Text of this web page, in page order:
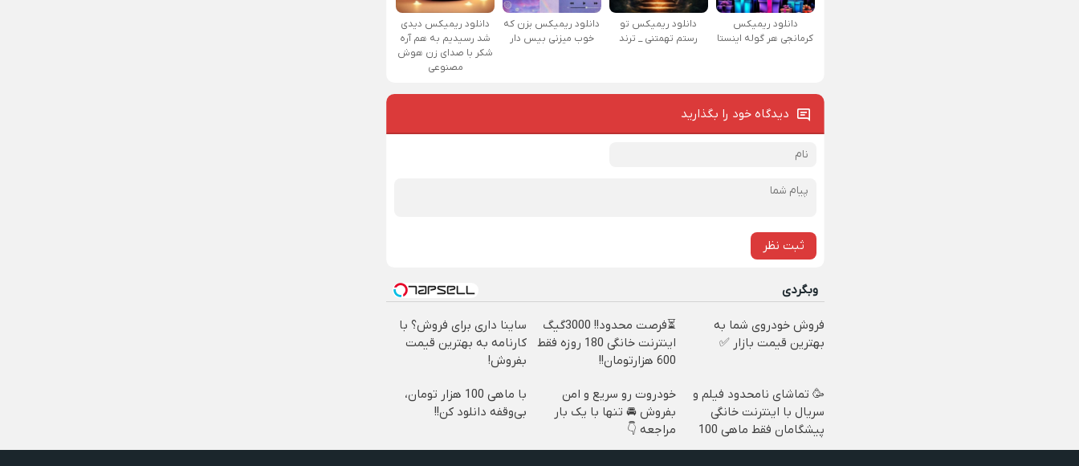
دانلود ریمیکس
کرمانجی هر گوله اینستا
دانلود ریمیکس تو
رستم تهمتنی _ ترند
دانلود ریمیکس بزن که
خوب میزنی بیس دار
دانلود ریمیکس دیدی
شد رسیدیم به هم آره
شکر با صدای زن هوش
مصنوعی
دیدگاه خود را بگذارید
ثبت نظر
وبگردی
فروش خودروی شما به
بهترین قیمت بازار ✅
⏳فرصت محدود!! 3000گیگ
اینترنت خانگی 180 روزه فقط
600 هزارتومان!!
ساینا داری برای فروش؟ با
کارنامه به بهترین قیمت
بفروش!
🥳 تماشای نامحدود فیلم و
سریال با اینترنت خانگی
پیشگامان فقط ماهی 100
خودروت رو سریع و امن
بفروش 🚘 تنها با یک بار
مراجعه 👇
با ماهی 100 هزار تومان،
بی‌وقفه دانلود کن!!